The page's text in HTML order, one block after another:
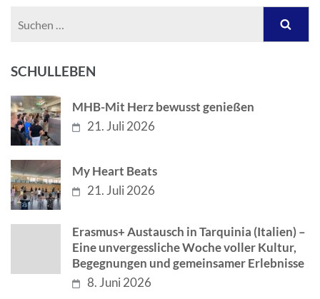
SCHULLEBEN
MHB-Mit Herz bewusst genießen
21. Juli 2026
My Heart Beats
21. Juli 2026
Erasmus+ Austausch in Tarquinia (Italien) –
Eine unvergessliche Woche voller Kultur,
Begegnungen und gemeinsamer Erlebnisse
8. Juni 2026